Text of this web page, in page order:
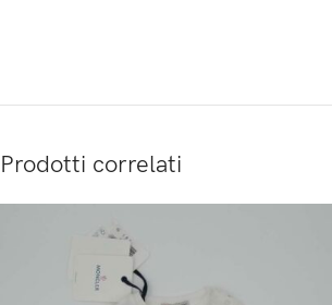
Prodotti correlati